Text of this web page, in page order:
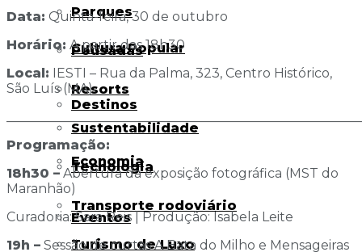
Parques
Pousadas
Resorts
Sustentabilidade
Tecnologia
Transporte rodoviário
Turismo de Luxo
Cultura Popular
Destinos
Economia
Eventos
Data: Quinta-feira, 30 de outubro
Horário: A partir das 18h30
Local: IESTI – Rua da Palma, 323, Centro Histórico,
São Luís (MA)
Programação:
18h30 –Abertura da exposição fotográfica (MST do
Maranhão)
Curadoria: Sara Reis | Produção: Isabela Leite
19h – Sessão de curtas A Bata do Milho e Mensageiras